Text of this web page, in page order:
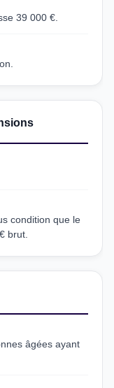
39 000 €.
condition que le
brut.
âgées ayant